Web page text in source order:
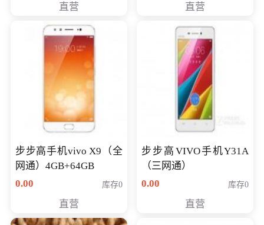
NV930-2G独
直营 直营
步步高手机vivo X9（全
网通）4GB+64GB
0.00
库存0
直营
步步高VIVO手机Y31A
（三网通）
0.00
库存0
直营